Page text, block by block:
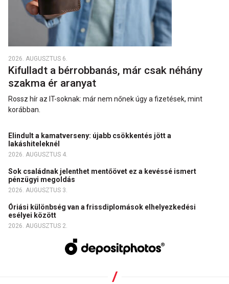
2026. AUGUSZTUS 6.
Kifulladt a bérrobbanás, már csak néhány
szakma ér aranyat
Rossz hír az IT-soknak: már nem nőnek úgy a fizetések, mint
korábban.
Elindult a kamatverseny: újabb csökkentés jött a
lakáshiteleknél
2026. AUGUSZTUS 4.
Sok családnak jelenthet mentőövet ez a kevéssé ismert
pénzügyi megoldás
2026. AUGUSZTUS 3.
Óriási különbség van a frissdiplomások elhelyezkedési
esélyei között
2026. AUGUSZTUS 2.